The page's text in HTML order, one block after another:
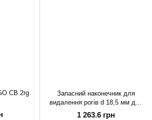
CB 2rg
Запасний наконечник для
видалення рогів d 18,5 мм для
Portasol 3
1 263.6 грн